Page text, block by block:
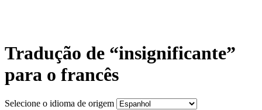
Tradução de “insignificante”
para o francês
Selecione o idioma de origem